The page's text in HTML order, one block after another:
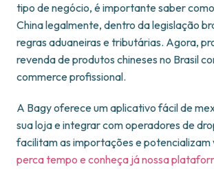
tipo de negócio, é importante saber
China legalmente, dentro da legislação
regras aduaneiras e tributárias. Agora,
revenda de produtos chineses no Brasil
commerce profissional.
A Bagy oferece um aplicativo fácil de
sua loja e integrar com operadores de
facilitam as importações e potencializam
perca tempo e conheça já nossa